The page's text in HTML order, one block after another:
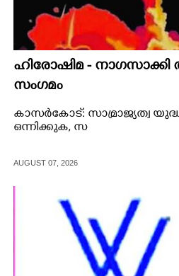
ഹിരോഷിമ -
സംഗമം
കാസർകോട്: സാമ്രാജ്യത്വ
ഒന്നിക്കുക, സ
AUGUST 07, 2026